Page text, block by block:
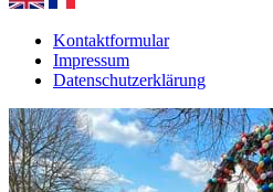
Kontaktformular
Impressum
Datenschutzerklärung